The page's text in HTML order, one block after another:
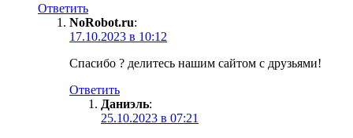
Ответить
NoRobot.ru:
17.10.2023 в 10:12
Спасибо ? делитесь нашим сайтом с друзьями!
Ответить
Даниэль:
25.10.2023 в 07:21